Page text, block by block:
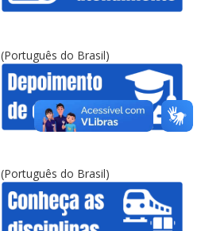
(Português do Brasil)
(Português do Brasil)